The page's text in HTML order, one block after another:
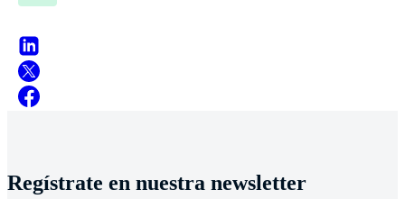
Regístrate en nuestra newsletter